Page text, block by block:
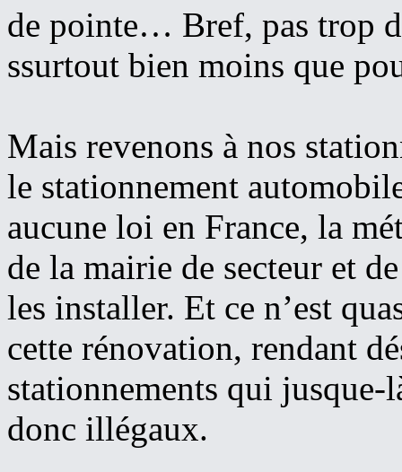
de pointe… Bref, pas trop
ssurtout bien moins que
Mais revenons à nos
le stationnement
aucune loi en France, la
de la mairie de secteur et
les installer. Et ce n’est
cette rénovation, rendant
stationnements qui
donc illégaux.